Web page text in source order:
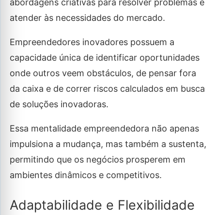
abordagens criativas para resolver problemas e
atender às necessidades do mercado.
Empreendedores inovadores possuem a
capacidade única de identificar oportunidades
onde outros veem obstáculos, de pensar fora
da caixa e de correr riscos calculados em busca
de soluções inovadoras.
Essa mentalidade empreendedora não apenas
impulsiona a mudança, mas também a sustenta,
permitindo que os negócios prosperem em
ambientes dinâmicos e competitivos.
Adaptabilidade e Flexibilidade